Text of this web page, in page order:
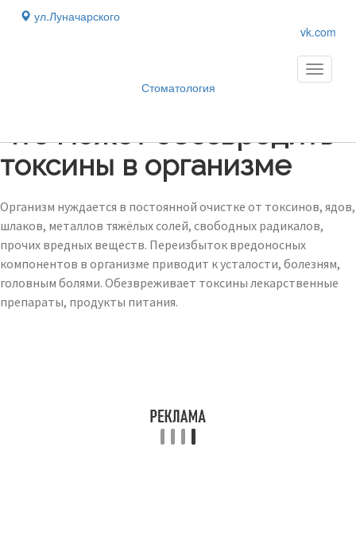
ул.Луначарского
vk.com
Стоматология
Toggle
Что может обезвредить
токсины в организме
Организм нуждается в постоянной очистке от токсинов, ядов,
шлаков, металлов тяжёлых солей, свободных радикалов,
прочих вредных веществ. Переизбыток вредоносных
компонентов в организме приводит к усталости, болезням,
головным болями. Обезвреживает токсины лекарственные
препараты, продукты питания.